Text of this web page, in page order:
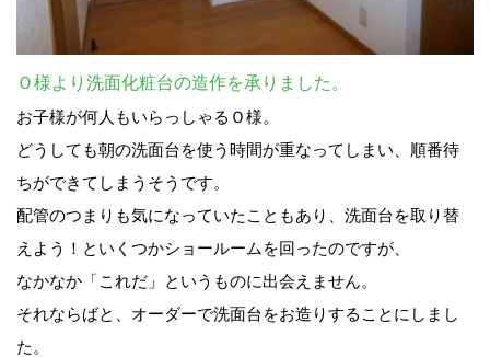
Ｏ様より洗面化粧台の造作を承りました。
お子様が何人もいらっしゃるＯ様。
どうしても朝の洗面台を使う時間が重なってしまい、順番待
ちができてしまうそうです。
配管のつまりも気になっていたこともあり、洗面台を取り替
えよう！といくつかショールームを回ったのですが、
なかなか「これだ」というものに出会えません。
それならばと、オーダーで洗面台をお造りすることにしまし
た。